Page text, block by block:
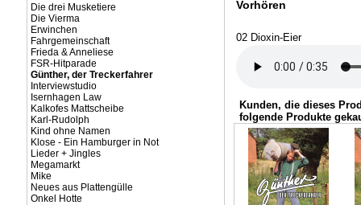
Die drei Musketiere
Die Vierma
Erwinchen
Fahrgemeinschaft
Frieda & Anneliese
FSR-Hitparade
Günther, der Treckerfahrer
Interviewstudio
Isernhagen Law
Kalkofes Mattscheibe
Karl-Rudolph
Kind ohne Namen
Klose - Ein Hamburger in Not
Lieder + Jingles
Megamarkt
Mike
Neues aus Plattengülle
Onkel Hotte
Vorhören
02 Dioxin-Eier
Kunden, die dieses
folgende Produkte